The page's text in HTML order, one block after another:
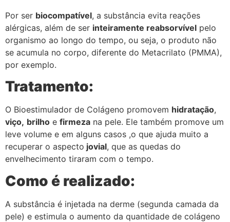
Por ser biocompatível, a substância evita reações
alérgicas, além de ser inteiramente reabsorvível pelo
organismo ao longo do tempo, ou seja, o produto não
se acumula no corpo, diferente do Metacrilato (PMMA),
por exemplo.
Tratamento:
O Bioestimulador de Colágeno promovem hidratação,
viço, brilho e firmeza na pele. Ele também promove um
leve volume e em alguns casos ,o que ajuda muito a
recuperar o aspecto jovial, que as quedas do
envelhecimento tiraram com o tempo.
Como é realizado:
A substância é injetada na derme (segunda camada da
pele) e estimula o aumento da quantidade de colágeno